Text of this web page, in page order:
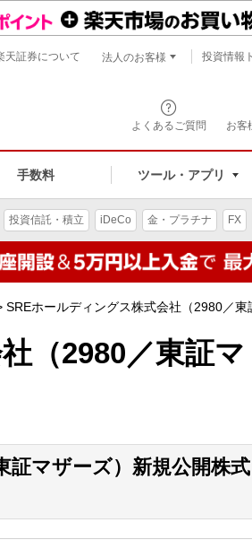
よくあるご質問 お客
手数料 ツール・アプリ
天証券について 法人のお客様 投資情報
投資信託・積立 iDeCo 金・プラチナ FX
SREホールディングス株式会社（2980／東
（2980／東証マ
証マザーズ）新規公開株式